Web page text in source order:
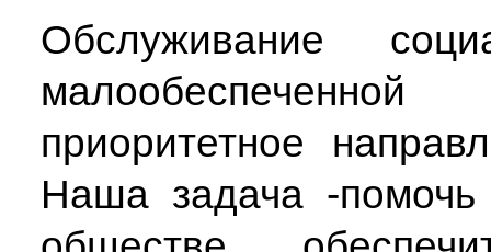
Обслуживание
приоритетное
Наша задача -помочь